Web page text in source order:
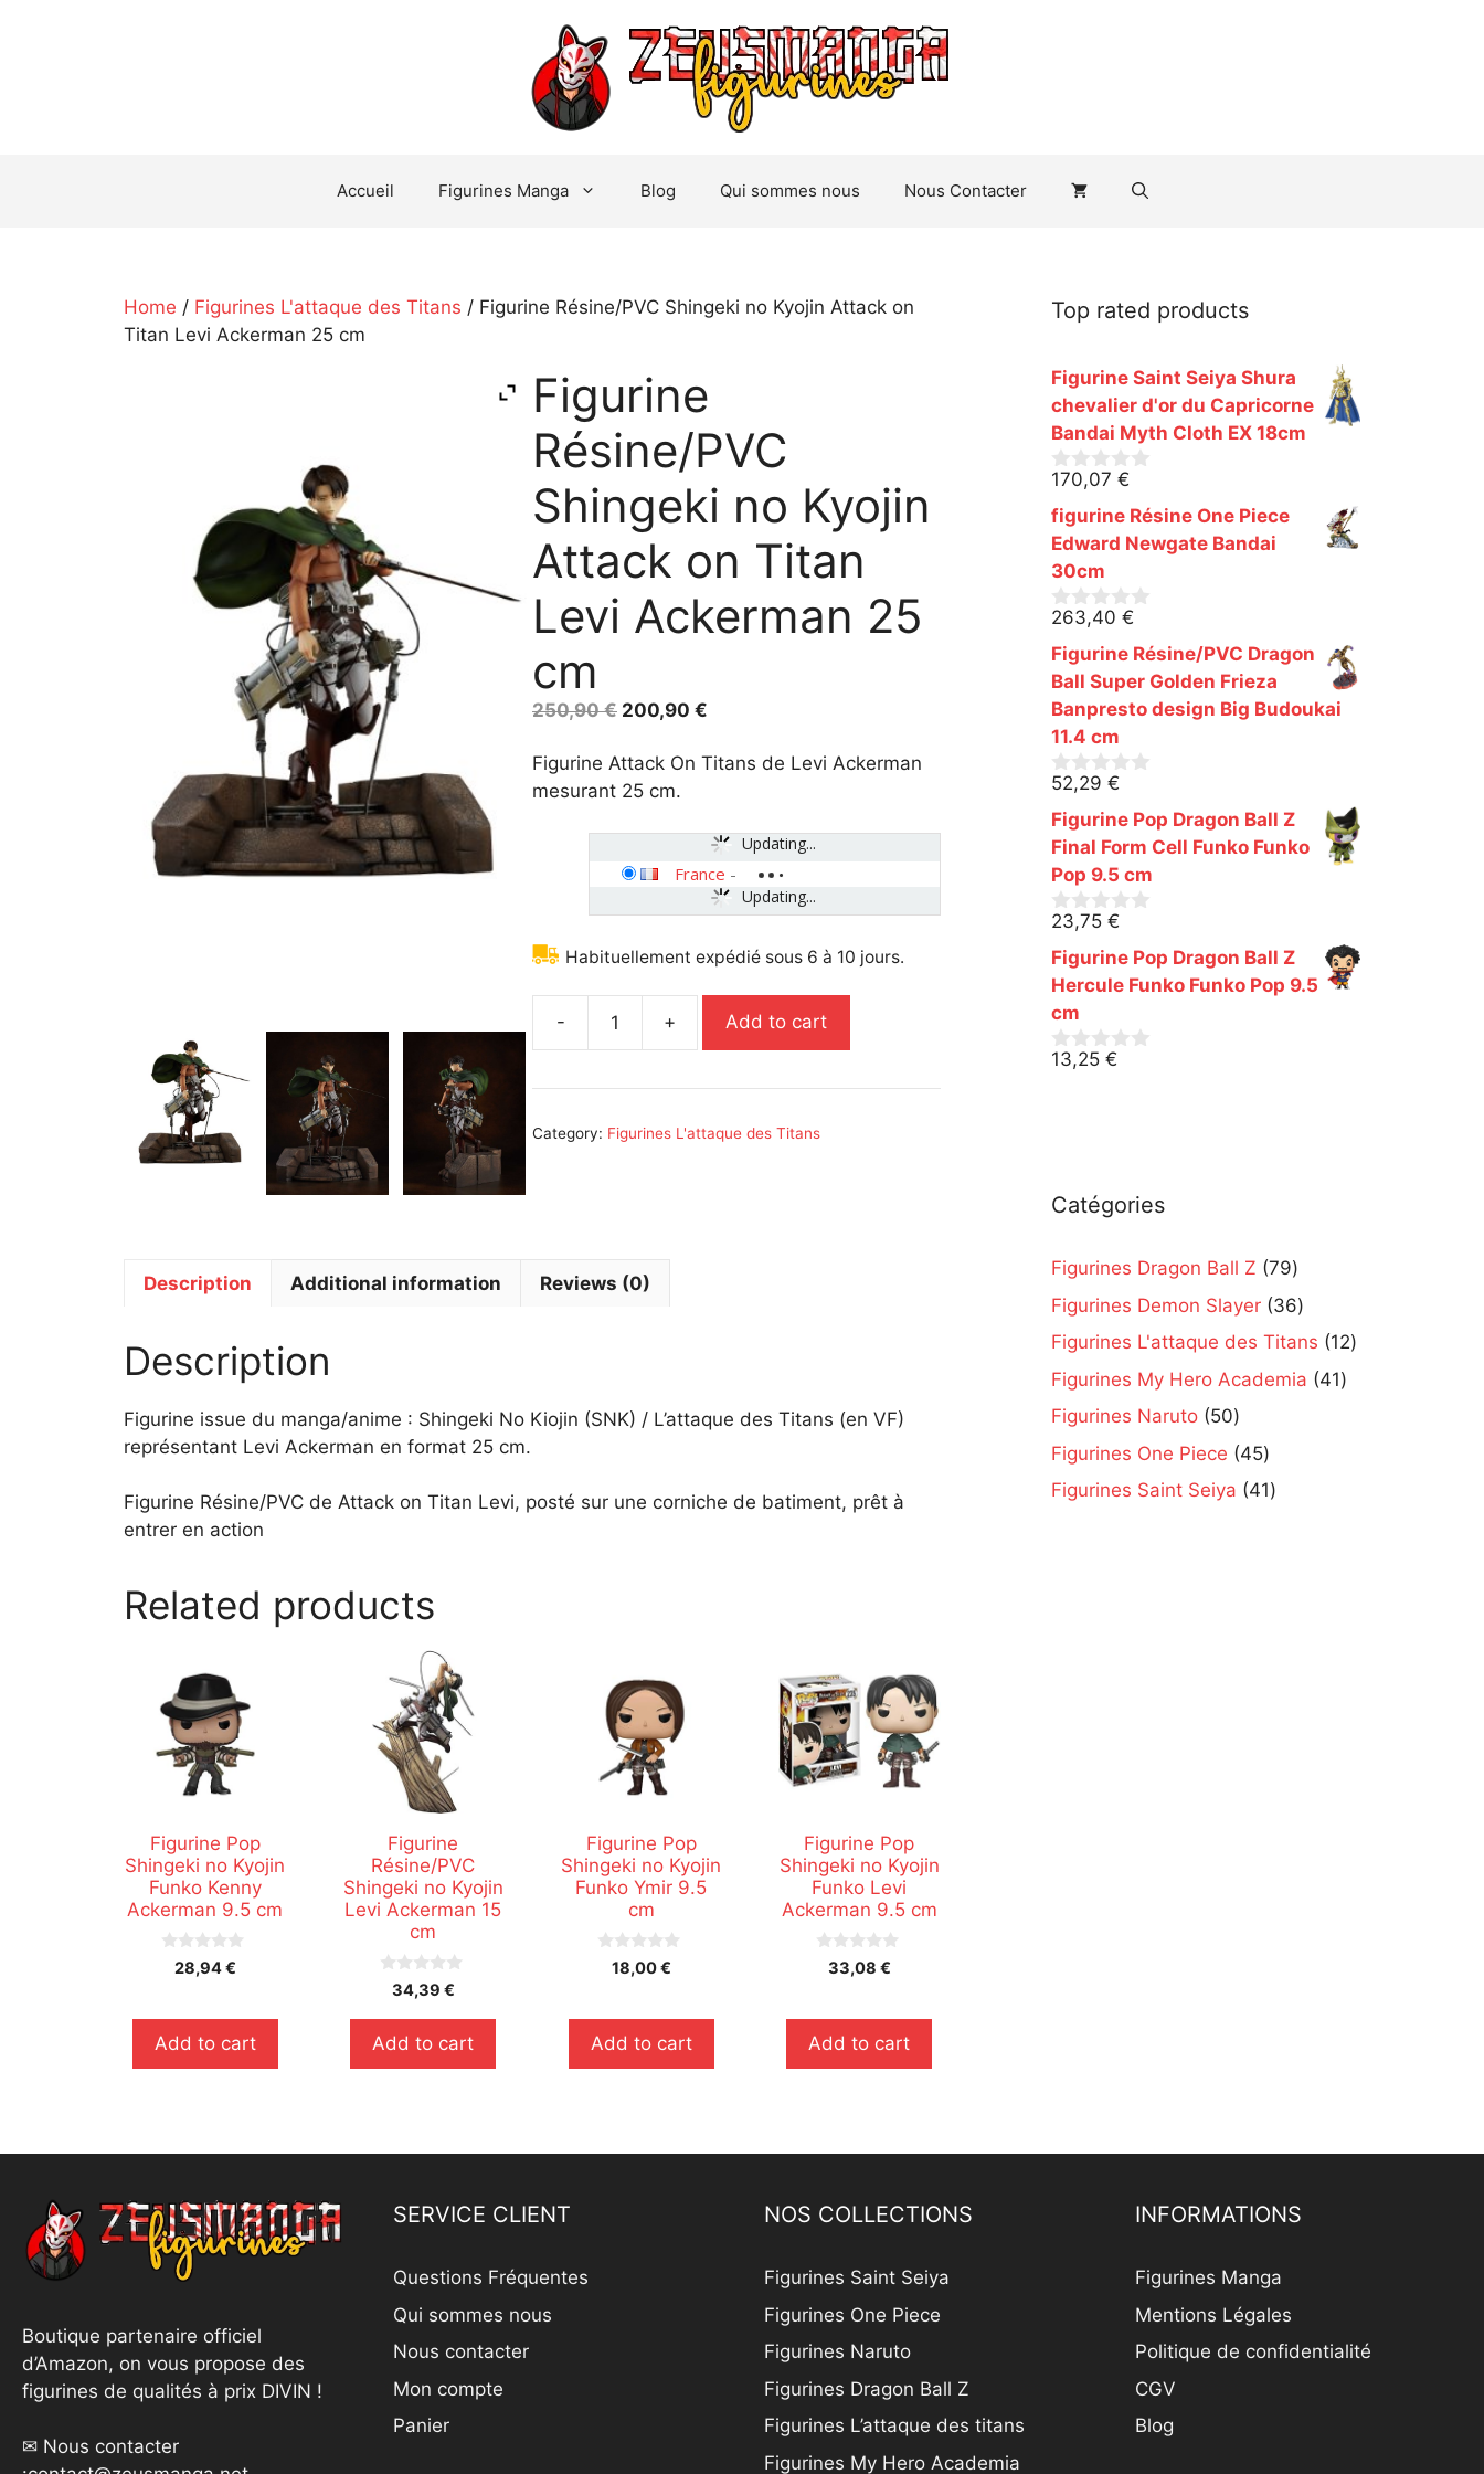
Accueil Figurines Manga Blog Qui sommes nous Nous Contacter
Home / Figurines L'attaque des Titans / Figurine Résine/PVC Shingeki no Kyojin Attack on
Titan Levi Ackerman 25 cm
Figurine
Résine/PVC
Shingeki no Kyojin
Attack on Titan
Levi Ackerman 25
cm
250,90€ Original
was:
250,90 €.
200,90 €
is:
200,90 €.
Figurine Attack On Titans de Levi Ackerman
mesurant 25 cm.
Updating...
Updating...
France -
Habituellement expédié sous 6 à 10 jours.
-
Shingeki
Kyojin
Levi
Ackerman
+ Add to cart
Category: Figurines L'attaque des Titans
Description Additional information Reviews (0)
Description
Figurine issue du manga/anime : Shingeki No Kiojin (SNK) / L’attaque des Titans (en VF)
représentant Levi Ackerman en format 25 cm.
Figurine Résine/PVC de Attack on Titan Levi, posté sur une corniche de batiment, prêt à
entrer en action
Related products
Figurine Pop
Shingeki no Kyojin
Funko Kenny
Ackerman 9.5 cm
s
5
28,94€
Add to cart
Figurine
Résine/PVC
Shingeki no Kyojin
Levi Ackerman 15
cm
s
u
5
34,39 €
Add to cart
Figurine Pop
Shingeki no Kyojin
Funko Ymir 9.5
cm
5
18,00€
Add to cart
Figurine Pop
Shingeki no Kyojin
Funko Levi
Ackerman 9.5 cm
s
5
33,08 €
Add to cart
Top rated products
Figurine Saint Seiya Shura
chevalier d'or du Capricorne
Bandai Myth Cloth EX 18cm
0
s
u
r
5
170,07 €
figurine Résine One Piece
Edward Newgate Bandai
30cm
0
s
u
r
5
263,40 €
Figurine Résine/PVC Dragon
Ball Super Golden Frieza
Banpresto design Big Budoukai
11.4 cm
0
s
u
r
5
52,29 €
Figurine Pop Dragon Ball Z
Final Form Cell Funko Funko
Pop 9.5 cm
0
s
u
r
23,75 €
Figurine Pop Dragon Ball Z
Hercule Funko Funko Pop 9.5
cm
0
13,25 €
Catégories
Figurines Dragon Ball Z 7979
products
Figurines Demon Slayer 3636
products
Figurines L'attaque des Titans 1212
Figurines My Hero Academia 4141
Figurines Naruto 5050
products
Figurines One Piece 4545
products
Figurines Saint Seiya 4141
Boutique partenaire officiel
d’Amazon, on vous propose des
figurines de qualités à prix DIVIN !
✉ Nous contacter
SERVICE CLIENT
Questions Fréquentes
Qui sommes nous
Nous contacter
Mon compte
Panier
NOS COLLECTIONS
Figurines Saint Seiya
Figurines One Piece
Figurines Naruto
Figurines Dragon Ball Z
Figurines L’attaque des titans
Figurines My Hero Academia
INFORMATIONS
Figurines Manga
Mentions Légales
Politique de confidentialité
CGV
Blog